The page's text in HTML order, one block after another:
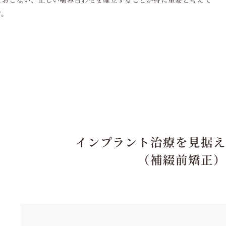
インプラント治療を見据
（補綴前矯正）